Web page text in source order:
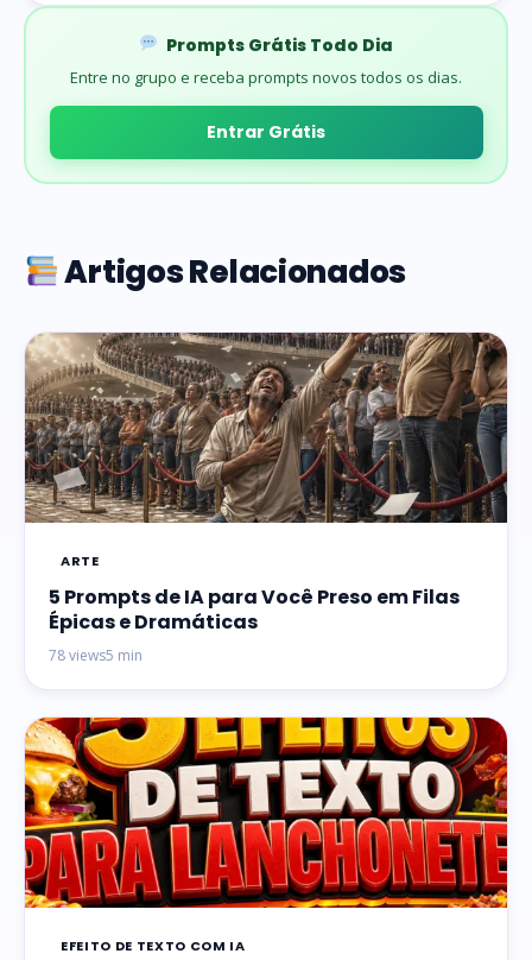
Prompts Grátis Todo Dia
Entre no grupo e receba prompts novos todos os dias.
Entrar Grátis
Artigos Relacionados
ARTE
5 Prompts de IA para Você Preso em Filas
Épicas e Dramáticas
78 views5 min
EFEITO DE TEXTO COM IA